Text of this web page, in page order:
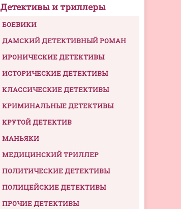
Детективы и триллеры
БОЕВИКИ
ДАМСКИЙ ДЕТЕКТИВНЫЙ РОМАН
ИРОНИЧЕСКИЕ ДЕТЕКТИВЫ
ИСТОРИЧЕСКИЕ ДЕТЕКТИВЫ
КЛАССИЧЕСКИЕ ДЕТЕКТИВЫ
КРИМИНАЛЬНЫЕ ДЕТЕКТИВЫ
КРУТОЙ ДЕТЕКТИВ
МАНЬЯКИ
МЕДИЦИНСКИЙ ТРИЛЛЕР
ПОЛИТИЧЕСКИЕ ДЕТЕКТИВЫ
ПОЛИЦЕЙСКИЕ ДЕТЕКТИВЫ
ПРОЧИЕ ДЕТЕКТИВЫ